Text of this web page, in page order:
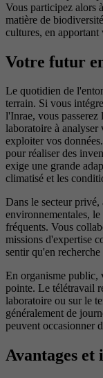
Vous participez alors
matière de
cultures, en
Votre futur
Le quotidien de
terrain. Si vous
l'Inrae, vous
laboratoire à
exploiter vos
pour réaliser des
exige une grande
climatisé et les
Dans le secteur privé,
environnementales,
fréquents. Vous
missions d'expertise
sentir qu'en
En organisme public,
pointe. Le télétravail
laboratoire ou sur le
généralement de
peuvent occasionner
Avantages et